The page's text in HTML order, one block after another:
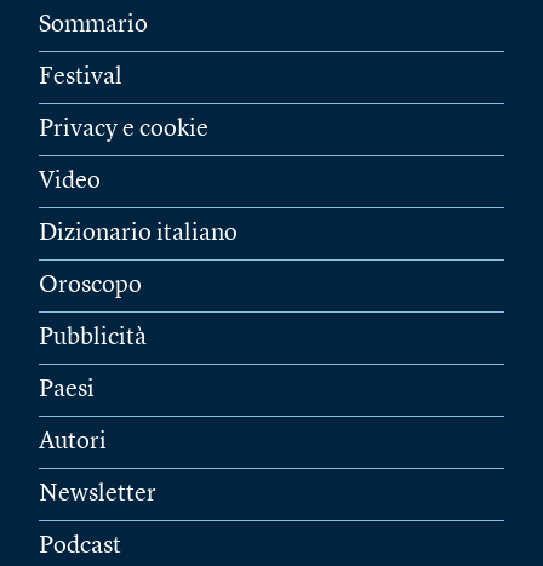
Sommario
Festival
Privacy e cookie
Video
Dizionario italiano
Oroscopo
Pubblicità
Paesi
Autori
Newsletter
Podcast